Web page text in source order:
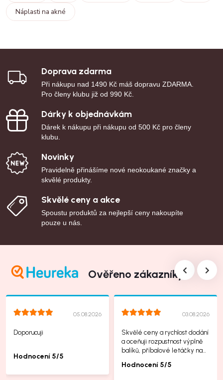
Náplasti na akné
Doprava zdarma
Při nákupu nad 1490 Kč máš dopravu ZDARMA.
Pro členy klubu již od 990 Kč.
Dárky k objednávkám
Dárek k nákupu při nákupu od 500 Kč pro členy
klubu.
Novinky
Pravidelně přinášíme nové neokoukané značky a
skvělé produkty.
Skvělé ceny a akce
Spoustu produktů za nejlepší ceny nakoupíte
pouze u nás.
Ověřeno zákazníky
05.08.2026
Doporucuji
Hodnocení 5/5
03.08.2026
Skvělé ceny a rychlost dodání
a oceňuji rozpustnost výplně
balíků, příbalové letáčky na
Hodnocení 5/5